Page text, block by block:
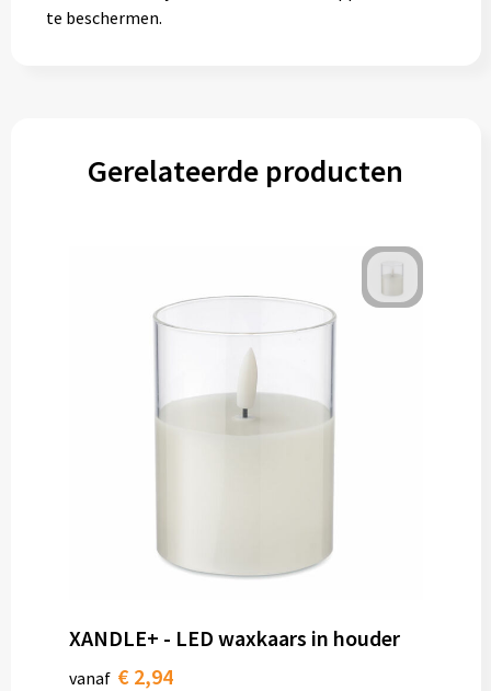
te beschermen.
Gerelateerde producten
XANDLE+ - LED waxkaars in houder
vanaf € 2,94